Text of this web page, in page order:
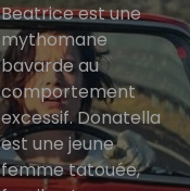
Beatrice est une
mythomane
bavarde au
comportement
excessif. Donatella
est une jeune
femme tatouée,